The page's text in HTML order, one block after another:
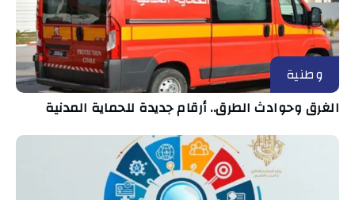
وطنية
الغرق وحوادث الطرق.. أرقام جديدة للحماية المدنية